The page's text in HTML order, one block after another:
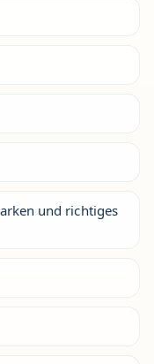
und richtiges